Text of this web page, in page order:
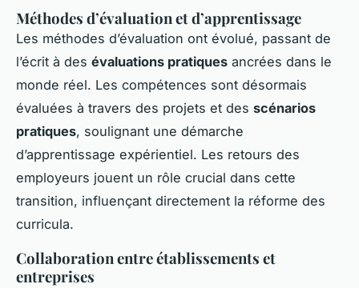
Méthodes d’évaluation et d’apprentissage
Les méthodes d’évaluation ont évolué, passant de
l’écrit à des évaluations pratiques ancrées dans le
monde réel. Les compétences sont désormais
évaluées à travers des projets et des scénarios
pratiques, soulignant une démarche
d’apprentissage expérientiel. Les retours des
employeurs jouent un rôle crucial dans cette
transition, influençant directement la réforme des
curricula.
Collaboration entre établissements et
entreprises